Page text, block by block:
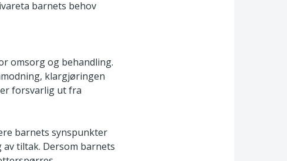
barnets behov
omsorg og behandling.
klargjøringen
forsvarlig ut fra
barnets synspunkter
av tiltak. Dersom barnets